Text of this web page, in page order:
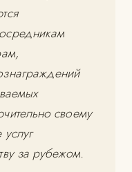
своему
за рубежом.